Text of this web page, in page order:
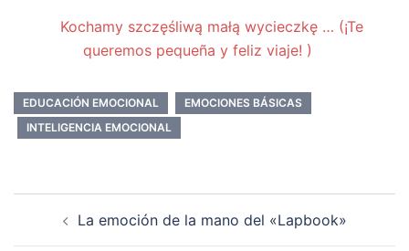
Kochamy szczęśliwą małą wycieczkę … (¡Te
queremos pequeña y feliz viaje! )
EDUCACIÓN EMOCIONAL
EMOCIONES BÁSICAS
INTELIGENCIA EMOCIONAL
La emoción de la mano del «Lapbook»